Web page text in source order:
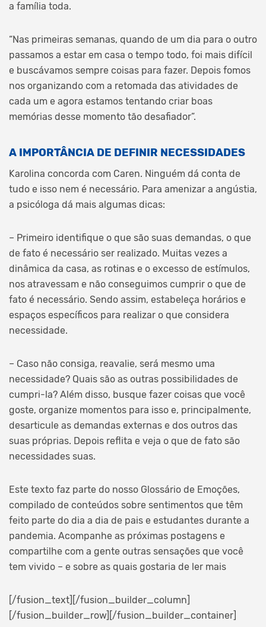
a família toda.
“Nas primeiras semanas, quando de um dia para o outro
passamos a estar em casa o tempo todo, foi mais difícil
e buscávamos sempre coisas para fazer. Depois fomos
nos organizando com a retomada das atividades de
cada um e agora estamos tentando criar boas
memórias desse momento tão desafiador”.
A IMPORTÂNCIA DE DEFINIR NECESSIDADES
Karolina concorda com Caren. Ninguém dá conta de
tudo e isso nem é necessário. Para amenizar a angústia,
a psicóloga dá mais algumas dicas:
– Primeiro identifique o que são suas demandas, o que
de fato é necessário ser realizado. Muitas vezes a
dinâmica da casa, as rotinas e o excesso de estímulos,
nos atravessam e não conseguimos cumprir o que de
fato é necessário. Sendo assim, estabeleça horários e
espaços específicos para realizar o que considera
necessidade.
– Caso não consiga, reavalie, será mesmo uma
necessidade? Quais são as outras possibilidades de
cumpri-la? Além disso, busque fazer coisas que você
goste, organize momentos para isso e, principalmente,
desarticule as demandas externas e dos outros das
suas próprias. Depois reflita e veja o que de fato são
necessidades suas.
Este texto faz parte do nosso Glossário de Emoções,
compilado de conteúdos sobre sentimentos que têm
feito parte do dia a dia de pais e estudantes durante a
pandemia. Acompanhe as próximas postagens e
compartilhe com a gente outras sensações que você
tem vivido – e sobre as quais gostaria de ler mais
[/fusion_text][/fusion_builder_column]
[/fusion_builder_row][/fusion_builder_container]